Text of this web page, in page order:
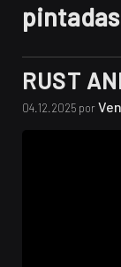
pintadas
RUST
04.12.2025 por